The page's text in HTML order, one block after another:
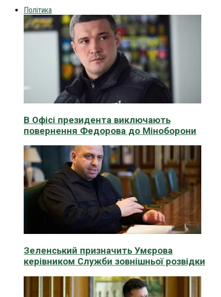
Політика
В Офісі президента виключають
повернення Федорова до Міноборони
Зеленський призначить Умєрова
керівником Служби зовнішньої розвідки